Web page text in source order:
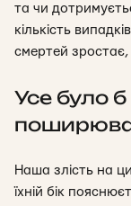
та чи
кількість
смертей
Усе було
Наша злість на
їхній бік